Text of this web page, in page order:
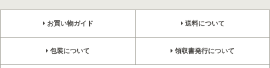
お買い物ガイド 送料について
包装について 領収書発行について